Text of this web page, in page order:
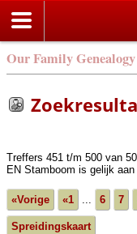
Our Family Genealogy
Treffers 451 t/m 500 van
EN Stamboom is gelijk
«Vorige «1 ... 6 7
Spreidingskaart